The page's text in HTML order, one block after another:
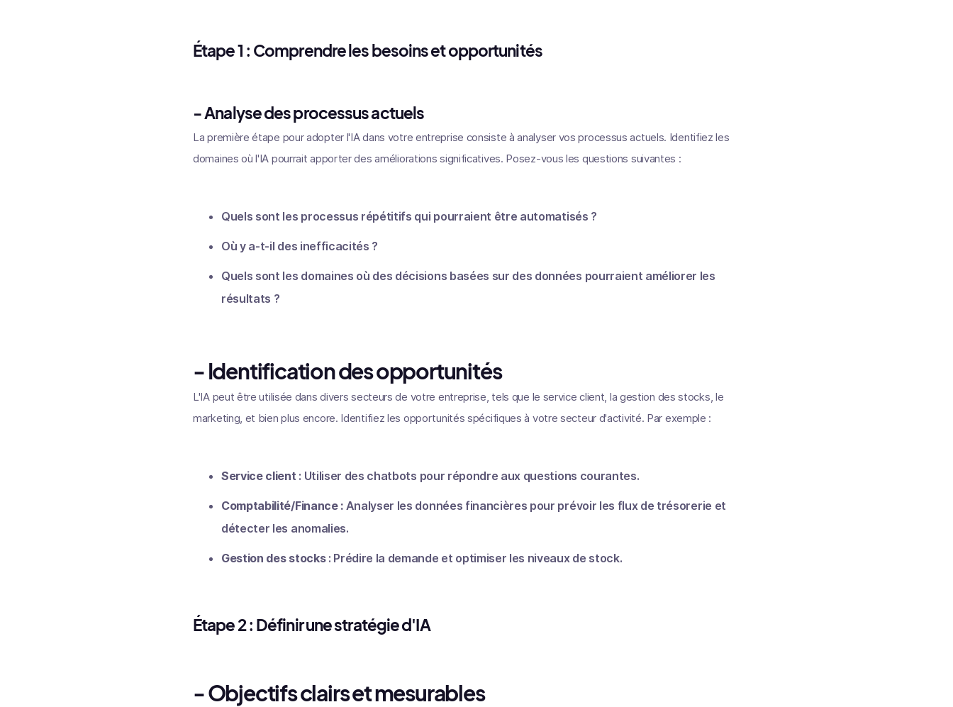
Étape 1 : Comprendre les besoins et opportunités
- Analyse des processus actuels
La première étape pour adopter l'IA dans votre entreprise consiste à analyser vos processus actuels. Identifiez les
domaines où l'IA pourrait apporter des améliorations significatives. Posez-vous les questions suivantes :
Quels sont les processus répétitifs qui pourraient être automatisés ?
Où y a-t-il des inefficacités ?
Quels sont les domaines où des décisions basées sur des données pourraient améliorer les
résultats ?
- Identification des opportunités
L'IA peut être utilisée dans divers secteurs de votre entreprise, tels que le service client, la gestion des stocks, le
marketing, et bien plus encore. Identifiez les opportunités spécifiques à votre secteur d'activité. Par exemple :
Service client : Utiliser des chatbots pour répondre aux questions courantes.
Comptabilité/Finance : Analyser les données financières pour prévoir les flux de trésorerie et
détecter les anomalies.
Gestion des stocks: Prédire la demande et optimiser les niveaux de stock.
Étape 2 : Définir une stratégie d'IA
- Objectifs clairs et mesurables